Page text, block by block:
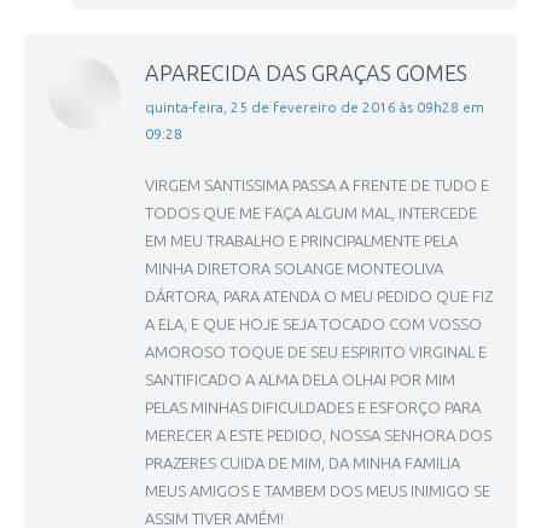
APARECIDA DAS GRAÇAS GOMES
disse:
quinta-feira, 25 de fevereiro de 2016 às 09h28 em
09:28
VIRGEM SANTISSIMA PASSA A FRENTE DE TUDO E
TODOS QUE ME FAÇA ALGUM MAL, INTERCEDE
EM MEU TRABALHO E PRINCIPALMENTE PELA
MINHA DIRETORA SOLANGE MONTEOLIVA
DÁRTORA, PARA ATENDA O MEU PEDIDO QUE FIZ
A ELA, E QUE HOJE SEJA TOCADO COM VOSSO
AMOROSO TOQUE DE SEU ESPIRITO VIRGINAL E
SANTIFICADO A ALMA DELA OLHAI POR MIM
PELAS MINHAS DIFICULDADES E ESFORÇO PARA
MERECER A ESTE PEDIDO, NOSSA SENHORA DOS
PRAZERES CUIDA DE MIM, DA MINHA FAMILIA
MEUS AMIGOS E TAMBEM DOS MEUS INIMIGO SE
ASSIM TIVER AMÉM!